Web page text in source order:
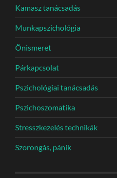
Kamasz tanácsadás
Munkapszichológia
Önismeret
Párkapcsolat
Pszichológiai tanácsadás
Pszichoszomatika
Stresszkezelés technikák
Szorongás, pánik